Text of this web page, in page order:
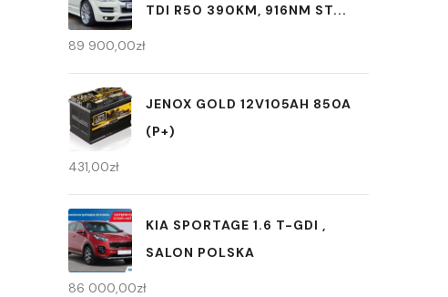
TDI R50 390KM, 916NM ST...
89 900,00zł
JENOX GOLD 12V105AH 850A
(P+)
431,00zł
KIA SPORTAGE 1.6 T-GDI ,
SALON POLSKA
86 000,00zł